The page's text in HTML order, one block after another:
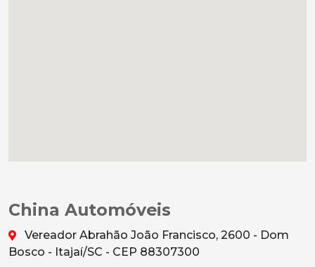
China Automóveis
Vereador Abrahão João Francisco, 2600 - Dom
Bosco - Itajaí/SC - CEP 88307300